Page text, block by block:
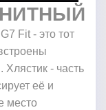
Fit - это тот
- часть
её и
место